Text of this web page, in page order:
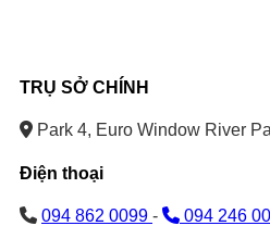
TRỤ SỞ CHÍNH
Park 4, Euro Window River
Điện thoại
094 862 0099 - 094 246